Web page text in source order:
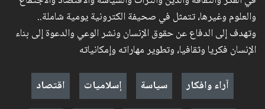
والعلوم وغيرها، تتمثل في صحيفة الكترونية يومية شاملة..
وتهدف إلى الدفاع عن حقوق الإنسان ونشر الوعي والدعوة إلى بناء
الإنسان فكريا وثقافيا، وتطوير مهاراته وإمكانياته
آراء وافكار
سياسة إسلاميات اقتصاد